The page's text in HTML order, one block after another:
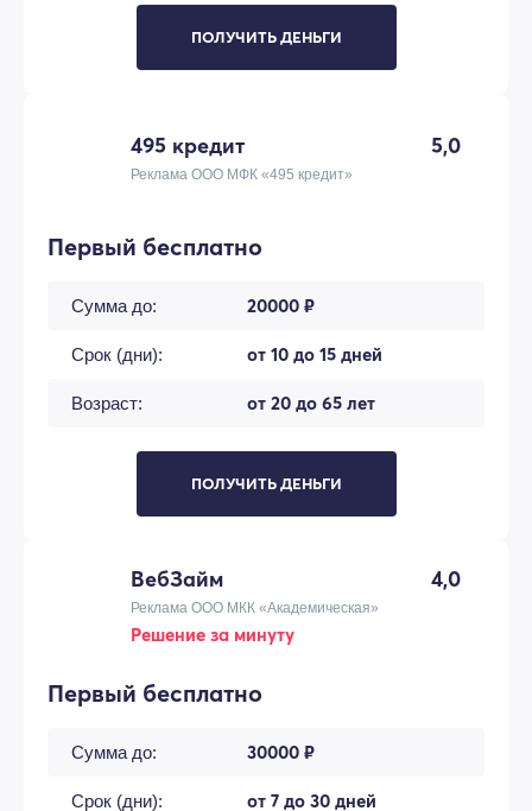
ПОЛУЧИТЬ ДЕНЬГИ
495 кредит 5,0
Реклама ООО МФК «495 кредит»
Первый бесплатно
Сумма до: 20000 ₽
Срок (дни): от 10 до 15 дней
Возраст: от 20 до 65 лет
ПОЛУЧИТЬ ДЕНЬГИ
ВебЗайм 4,0
Реклама ООО МКК «Академическая»
Решение за минуту
Первый бесплатно
Сумма до: 30000 ₽
Срок (дни): от 7 до 30 дней